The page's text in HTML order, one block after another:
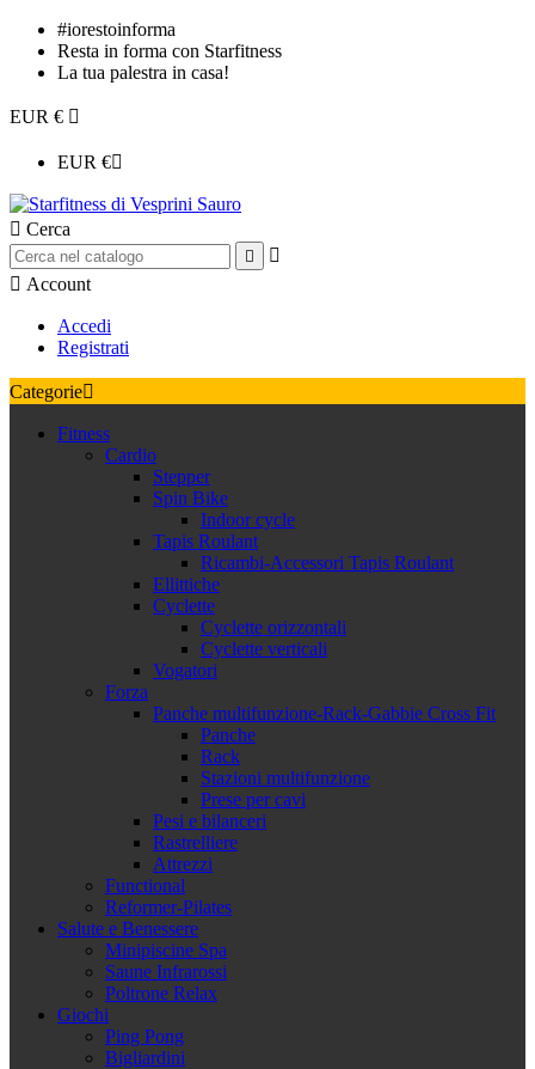
#iorestoinforma
Resta in forma con Starfitness
La tua palestra in casa!
EUR € 
EUR €
 Cerca


 Account
Accedi
Registrati
Categorie
Fitness
Cardio
Stepper
Spin Bike
Indoor cycle
Tapis Roulant
Ricambi-Accessori Tapis Roulant
Ellittiche
Cyclette
Cyclette orizzontali
Cyclette verticali
Vogatori
Forza
Panche multifunzione-Rack-Gabbie Cross Fit
Panche
Rack
Stazioni multifunzione
Prese per cavi
Pesi e bilanceri
Rastrelliere
Attrezzi
Functional
Reformer-Pilates
Salute e Benessere
Minipiscine Spa
Saune Infrarossi
Poltrone Relax
Giochi
Ping Pong
Bigliardini